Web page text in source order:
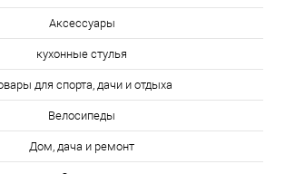
Аксессуары
кухонные стулья
для спорта, дачи и отдыха
Велосипеды
Дом, дача и ремонт